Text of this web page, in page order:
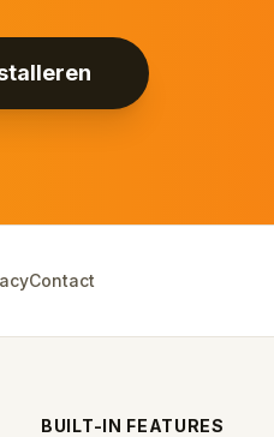
Contact
BUILT-IN FEATURES